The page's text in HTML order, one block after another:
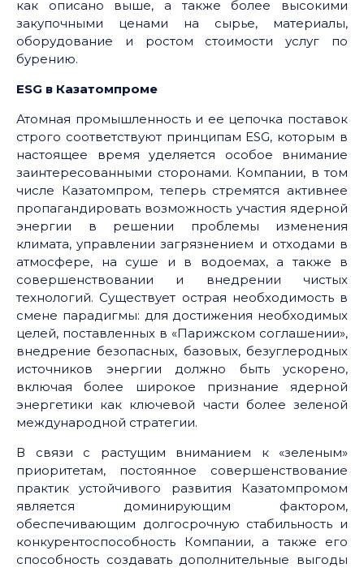
как описано выше, а также более высокими
закупочными ценами на сырье, материалы,
оборудование и ростом стоимоcти услуг по
бурению.
ESG в Казатомпроме
Атомная промышленность и ее цепочка поставок
строго соответствуют принципам ESG, которым в
настоящее время уделяется особое внимание
заинтересованными сторонами. Компании, в том
числе Казатомпром, теперь стремятся активнее
пропагандировать возможность участия ядерной
энергии в решении проблемы изменения
климата, управлении загрязнением и отходами в
атмосфере, на суше и в водоемах, а также в
совершенствовании и внедрении чистых
технологий. Существует острая необходимость в
смене парадигмы: для достижения необходимых
целей, поставленных в «Парижском соглашении»,
внедрение безопасных, базовых, безуглеродных
источников энергии должно быть ускорено,
включая более широкое признание ядерной
энергетики как ключевой части более зеленой
международной стратегии.
В связи с растущим вниманием к «зеленым»
приоритетам, постоянное совершенствование
практик устойчивого развития Казатомпромом
является доминирующим фактором,
обеспечивающим долгосрочную стабильность и
конкурентоспособность Компании, а также его
способность создавать дополнительные выгоды